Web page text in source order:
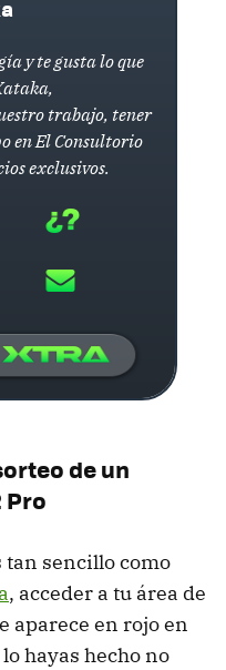
y te gusta lo que
trabajo, tener
en El Consultorio
exclusivos.
de un
Pro
tan sencillo como
, acceder a tu área de
aparece en rojo en
hayas hecho no